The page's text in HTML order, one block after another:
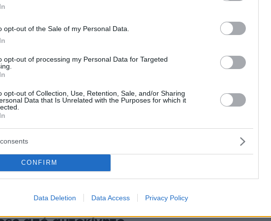
opt-out of the Sale of my Personal Data.
opt-out of processing my Personal Data for Targeted
opt-out of Collection, Use, Retention, Sale, and/or Sharing
Data that Is Unrelated with the Purposes for which it
CONFIRM
Data Deletion Data Access Privacy Policy
στις Σέρρες, άρπαξε μετρητά
αξίας 26.000 ευρώ
σε μια 40χρονη και ισχυρίστηκε ότι είχε
στην είσοδο της πολυκατοικίας όλα τα χρήματα και
που είχε
Μια εμβληματική ταβέρνα
στα Άνω Πορόια Σερρών
λίγο έξω από τα Άνω Πορόια Σερρών, είναι
αγαπημένα σημεία της περιοχής εδώ και πάνω από